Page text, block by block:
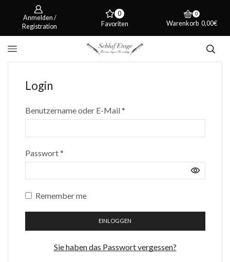
Anmelden /
Registration
0
Favoriten
0
Warenkorb 0,00€
Login
Benutzername oder E-Mail*Required
Passwort*Required
Remember me
EINLOGGEN
Sie haben das Passwort vergessen?